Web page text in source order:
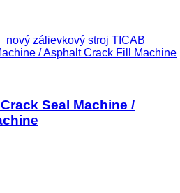
nový zálievkový stroj TICAB
/ Asphalt Crack Fill Machine
Seal Machine /